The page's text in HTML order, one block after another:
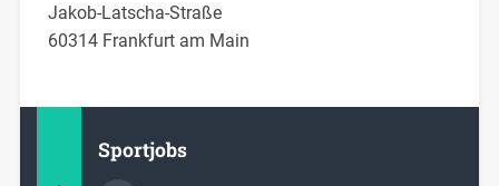
Jakob-Latscha-Straße
60314 Frankfurt am Main
Sportjobs